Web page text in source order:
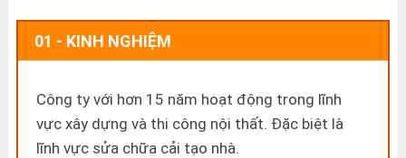
01 - KINH NGHIỆM
Công ty với hơn 15 năm hoạt động trong lĩnh
vực xây dựng và thi công nội thất. Đặc biệt là
lĩnh vực sửa chữa cải tạo nhà.